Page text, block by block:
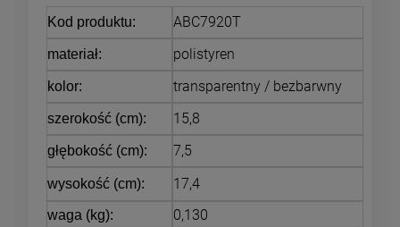
Kod produktu: ABC7920T
materiał: polistyren
kolor: transparentny / bezbarwny
szerokość (cm): 15,8
głębokość (cm): 7,5
wysokość (cm): 17,4
waga (kg): 0,130